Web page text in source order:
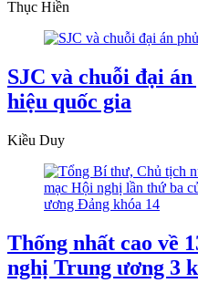
Thục Hiền
SJC và chuỗi đại
hiệu quốc gia
Kiều Duy
Thống nhất cao về
nghị Trung ương 3